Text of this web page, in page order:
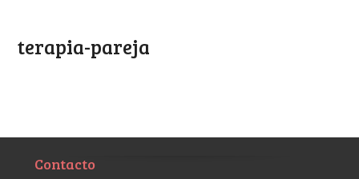
terapia-pareja
Contacto